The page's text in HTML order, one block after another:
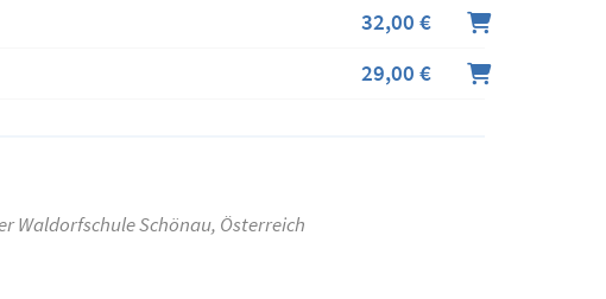
32,00 €
29,00 €
Waldorfschule Schönau, Österreich